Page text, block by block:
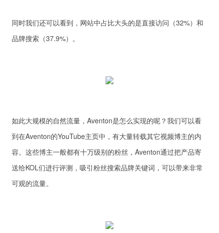
同时我们还可以看到，网站中占比大头的是直接访问（32%）和
品牌搜索（37.9%）。
如此大规模的自然流量，Aventon是怎么实现的呢？我们可以看
到在Aventon的YouTube主页中，有大量转载其它视频博主的内
容。这些博主一般都有十万级别的粉丝，Aventon通过把产品寄
送给KOL们进行评测，吸引粉丝搜索品牌关键词，可以带来非常
可观的流量。